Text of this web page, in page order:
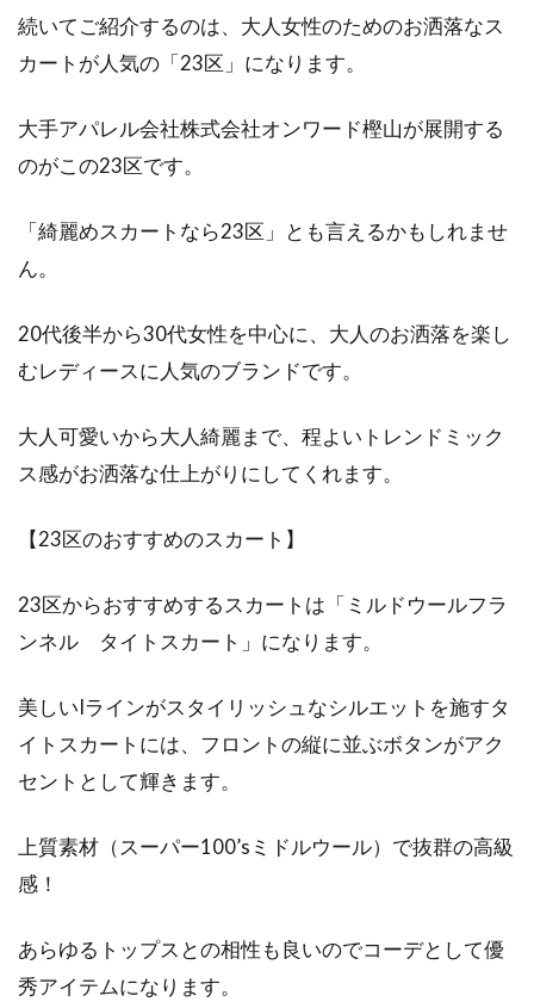
続いてご紹介するのは、大人女性のためのお洒落なス
カートが人気の「23区」になります。
大手アパレル会社株式会社オンワード樫山が展開する
のがこの23区です。
「綺麗めスカートなら23区」とも言えるかもしれませ
ん。
20代後半から30代女性を中心に、大人のお洒落を楽し
むレディースに人気のブランドです。
大人可愛いから大人綺麗まで、程よいトレンドミック
ス感がお洒落な仕上がりにしてくれます。
【23区のおすすめのスカート】
23区からおすすめするスカートは「ミルドウールフラ
ンネル タイトスカート」になります。
美しいIラインがスタイリッシュなシルエットを施すタ
イトスカートには、フロントの縦に並ぶボタンがアク
セントとして輝きます。
上質素材（スーパー100’sミドルウール）で抜群の高級
感！
あらゆるトップスとの相性も良いのでコーデとして優
秀アイテムになります。